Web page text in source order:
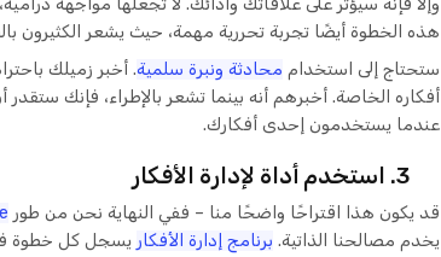
وإلا فإنه سيؤثر على علاقاتك وأدائك. لا تجعلها مواجهة
هذه الخطوة أيضًا تجربة تحررية مهمة، حيث يشعر
ستحتاج إلى استخدام محادثة ونبرة سلمية. أخبر زميلك
أفكاره الخاصة. أخبرهم أنه بينما تشعر بالإطراء، فإنك
عندما يستخدمون إحدى أفكارك.
3. استخدم أداة لإدارة الأفكار
قد يكون هذا اقتراحًا واضحًا منا – ففي النهاية نحن من طور
يخدم مصالحنا الذاتية. برنامج إدارة الأفكار يسجل كل خطوة